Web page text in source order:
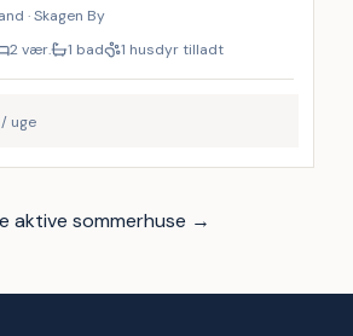
· Skagen By
2 vær. 1 bad
1 husdyr tilladt
/ uge
aktive sommerhuse →